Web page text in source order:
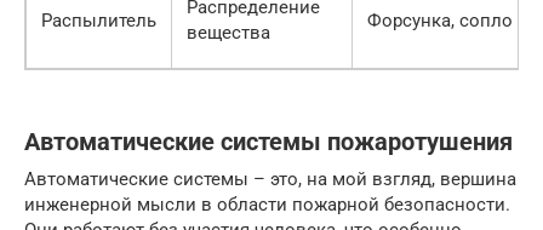
Распылитель
Распределение
вещества
Форсунка, сопло
Автоматические системы пожаротушения
Автоматические системы – это, на мой взгляд, вершина
инженерной мысли в области пожарной безопасности.